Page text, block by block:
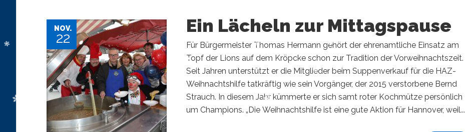
NOV.
22
Ein Lächeln zur Mittagspause
Für Bürgermeister Thomas Hermann gehört der ehrenamtliche Einsatz am
Topf der Lions auf dem Kröpcke schon zur Tradition der Vorweihnachtszeit.
Seit Jahren unterstützt er die Mitglieder beim Suppenverkauf für die HAZ-
Weihnachtshilfe tatkräftig wie sein Vorgänger, der 2015 verstorbene Bernd
Strauch. In diesem Jahr kümmerte er sich samt roter Kochmütze persönlich
um Champions. „Die Weihnachtshilfe ist eine gute Aktion für Hannover, weil...